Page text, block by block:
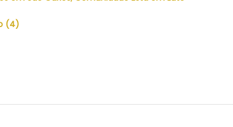
(4)